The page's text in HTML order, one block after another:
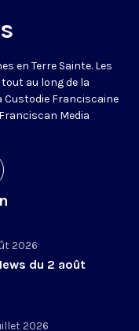
en Terre Sainte. Les
au long de la
Custodie Franciscaine
Media
2026
du 2 août
2026